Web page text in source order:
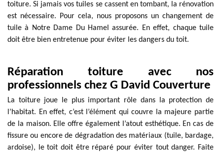
toiture. Si jamais vos tuiles se cassent en tombant, la rénovation
est nécessaire. Pour cela, nous proposons un changement de
tuile à Notre Dame Du Hamel assurée. En effet, chaque tuile
doit être bien entretenue pour éviter les dangers du toit.
Réparation toiture avec nos
professionnels chez G David Couverture
La toiture joue le plus important rôle dans la protection de
l’habitat. En effet, c’est l’élément qui couvre la majeure partie
de la maison. Elle offre également l’atout esthétique. En cas de
fissure ou encore de dégradation des matériaux (tuile, bardage,
ardoise), le toit doit être réparé pour éviter tout danger. Faite